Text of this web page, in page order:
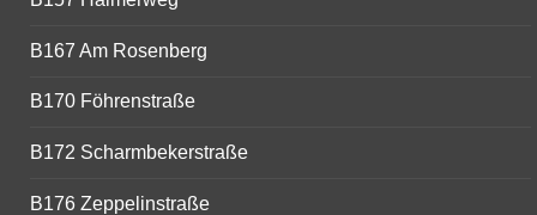
B167 Am Rosenberg
B170 Föhrenstraße
B172 Scharmbekerstraße
B176 Zeppelinstraße